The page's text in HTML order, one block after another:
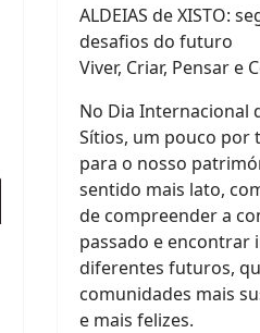
ALDEIAS de XISTO:
desafios do futuro
Viver, Criar, Pensar e
No Dia Internacional
Sítios, um pouco por
para o nosso
sentido mais lato,
de compreender a
passado e encontrar
diferentes futuros,
comunidades mais
e mais felizes.